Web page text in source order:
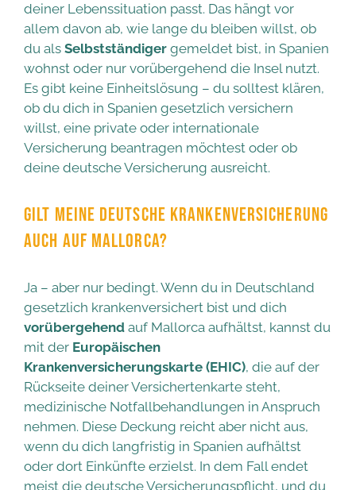
deiner Lebenssituation passt. Das hängt vor
allem davon ab, wie lange du bleiben willst, ob
du als Selbstständiger gemeldet bist, in Spanien
wohnst oder nur vorübergehend die Insel nutzt.
Es gibt keine Einheitslösung – du solltest klären,
ob du dich in Spanien gesetzlich versichern
willst, eine private oder internationale
Versicherung beantragen möchtest oder ob
deine deutsche Versicherung ausreicht.
GILT MEINE DEUTSCHE KRANKENVERSICHERUNG
AUCH AUF MALLORCA?
Ja – aber nur bedingt. Wenn du in Deutschland
gesetzlich krankenversichert bist und dich
vorübergehend auf Mallorca aufhältst, kannst du
mit der Europäischen
Krankenversicherungskarte (EHIC), die auf der
Rückseite deiner Versichertenkarte steht,
medizinische Notfallbehandlungen in Anspruch
nehmen. Diese Deckung reicht aber nicht aus,
wenn du dich langfristig in Spanien aufhältst
oder dort Einkünfte erzielst. In dem Fall endet
meist die deutsche Versicherungspflicht, und du